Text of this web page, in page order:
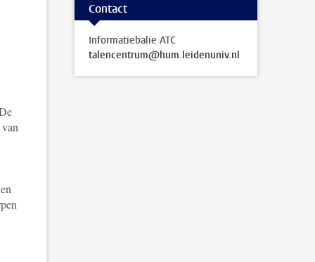
Contact
Informatiebalie ATC
talencentrum@hum.leidenuniv.nl